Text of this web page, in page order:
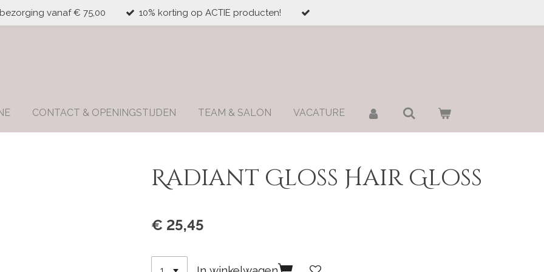
vanaf € 75,00 10% korting op ACTIE producten!
CONTACT & OPENINGSTIJDEN TEAM & SALON VACATURE
Radiant Gloss Hair Gloss
€ 25,45